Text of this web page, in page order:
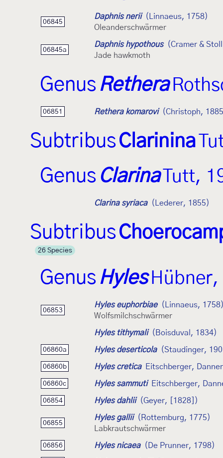
06845
Daphnis nerii
(Linnaeus, 1758)
Oleanderschwärmer
06845a
Daphnis hypothous
(Cramer &
Jade hawkmoth
Genus Rethera
06851 Rethera komarovi (Christoph,
SubtribusClarinina
Genus Clarina Tutt,
Clarina syriaca (Lederer, 1855)
Subtribus
26 Species
Genus Hyles
06853
Hyles euphorbiae
(Linnaeus,
Wolfsmilchschwärmer
Hyles tithymali (Boisduval, 1834)
06860a Hyles deserticola (Staudinger,
06860b Hyles cretica Eitschberger,
06860c Hyles sammuti Eitschberger,
06854 Hyles dahlii (Geyer, [1828])
06855
Hyles gallii
(Rottemburg, 1775)
Labkrautschwärmer
06856 Hyles nicaea (De Prunner, 1798)